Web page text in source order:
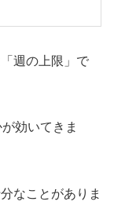
週の上限」で
効いてきま
なことがありま